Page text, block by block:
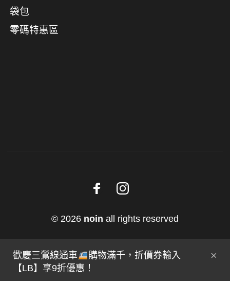
歡慶三鶯線通車
購物滿千，折價券輸入
【LB】享9折優惠！
袋包
零碼特惠區
© 2026 noin all rights reserved